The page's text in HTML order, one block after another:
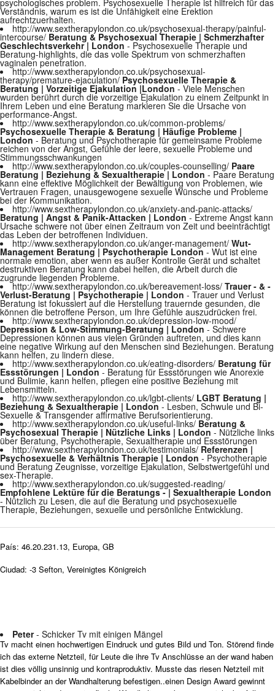
psychologisches problem. Psychosexuelle Therapie ist hilfreich für das
Verständnis, warum es ist die Unfähigkeit eine Erektion
aufrechtzuerhalten.
http://www.sextherapylondon.co.uk/psychosexual-therapy/painful-
intercourse/ Beratung & Psychosexual Therapie | Schmerzhafter
Geschlechtsverkehr | London - Psychosexuelle Therapie und
Beratung-highlights, die das volle Spektrum von schmerzhaften
vaginalen penetration.
http://www.sextherapylondon.co.uk/psychosexual-
therapy/premature-ejaculation/ Psychosexuelle Therapie &
Beratung | Vorzeitige Ejakulation |London - Viele Menschen
wurden berührt durch die vorzeitige Ejakulation zu einem Zeitpunkt in
Ihrem Leben und eine Beratung markieren Sie die Ursache von
performance-Angst.
http://www.sextherapylondon.co.uk/common-problems/
Psychosexuelle Therapie & Beratung | Häufige Probleme |
London - Beratung und Psychotherapie für gemeinsame Probleme
reichen von der Angst, Gefühle der leere, sexuelle Probleme und
Stimmungsschwankungen
http://www.sextherapylondon.co.uk/couples-counselling/ Paare
Beratung | Beziehung & Sexualtherapie | London - Paare Beratung
kann eine effektive Möglichkeit der Bewältigung von Problemen, wie
Vertrauen Fragen, unausgewogene sexuelle Wünsche und Probleme
bei der Kommunikation.
http://www.sextherapylondon.co.uk/anxiety-and-panic-attacks/
Beratung | Angst & Panik-Attacken | London - Extreme Angst kann
Ursache schwere not über einen Zeitraum von Zeit und beeinträchtigt
das Leben der betroffenen Individuen.
http://www.sextherapylondon.co.uk/anger-management/ Wut-
Management Beratung | Psychotherapie London - Wut ist eine
normale emotion, aber wenn es außer Kontrolle Gerät und schaltet
destruktiven Beratung kann dabei helfen, die Arbeit durch die
zugrunde liegenden Probleme.
http://www.sextherapylondon.co.uk/bereavement-loss/ Trauer - & -
Verlust-Beratung | Psychotherapie | London - Trauer und Verlust
Beratung ist fokussiert auf die Herstellung trauernde gesunden, die
können die betroffene Person, um Ihre Gefühle auszudrücken frei.
http://www.sextherapylondon.co.uk/depression-low-mood/
Depression & Low-Stimmung-Beratung | London - Schwere
Depressionen können aus vielen Gründen auftreten, und dies kann
eine negative Wirkung auf den Menschen sind Beziehungen. Beratung
kann helfen, zu lindern diese.
http://www.sextherapylondon.co.uk/eating-disorders/ Beratung für
Essstörungen | London - Beratung für Essstörungen wie Anorexie
und Bulimie, kann helfen, pflegen eine positive Beziehung mit
Lebensmitteln.
http://www.sextherapylondon.co.uk/lgbt-clients/ LGBT Beratung |
Beziehung & Sexualtherapie | London - Lesben, Schwule und Bi-
Sexuelle & Transgender affirmative Berufsorientierung.
http://www.sextherapylondon.co.uk/useful-links/ Beratung &
Psychosexual Therapie | Nützliche Links | London - Nützliche links
über Beratung, Psychotherapie, Sexualtherapie und Essstörungen
http://www.sextherapylondon.co.uk/testimonials/ Referenzen |
Psychosexuelle & Verhältnis Therapie | London - Psychotherapie
und Beratung Zeugnisse, vorzeitige Ejakulation, Selbstwertgefühl und
sex-Therapie.
http://www.sextherapylondon.co.uk/suggested-reading/
Empfohlene Lektüre für die Beratungs - | Sexualtherapie London
- Nützlich zu Lesen, die auf die Beratung und psychosexuelle
Therapie, Beziehungen, sexuelle und persönliche Entwicklung.
País: 46.20.231.13, Europa, GB
Ciudad: -3 Sefton, Vereinigtes Königreich
Peter- Schicker Tv mit einigen Mängel
Tv macht einen hochwertigen Eindruck und gutes Bild und Ton. Störend finde
ich das externe Netzteil, für Leute die ihre Tv Anschlüsse an der wand haben
ist dies völlig unsinnig und kontraproduktiv. Musste das riesen Netzteil mit
Kabelbinder an der Wandhalterung befestigen..einen Design Award gewinnt